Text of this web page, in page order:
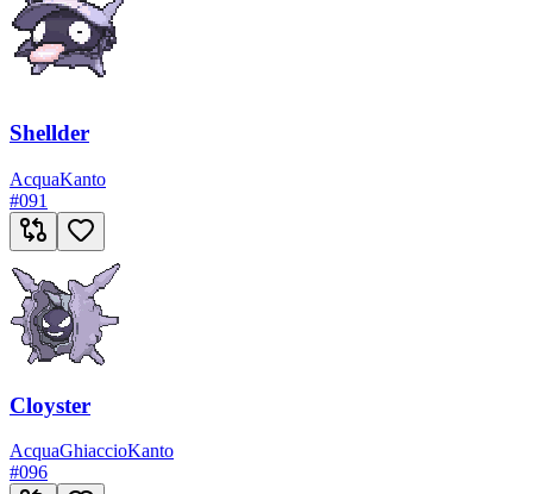
Shellder
AcquaKanto
#091
Cloyster
AcquaGhiaccioKanto
#096